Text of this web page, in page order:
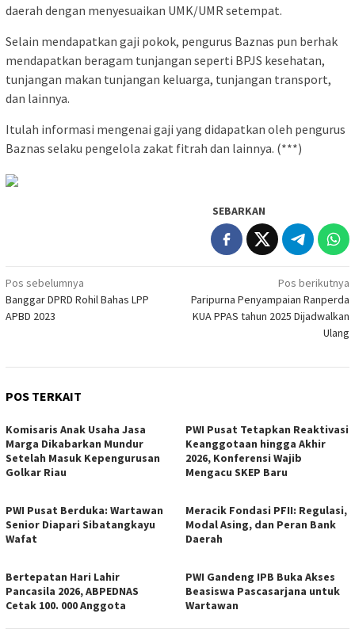
daerah dengan menyesuaikan UMK/UMR setempat.
Selain mendapatkan gaji pokok, pengurus Baznas pun berhak
mendapatkan beragam tunjangan seperti BPJS kesehatan,
tunjangan makan tunjangan keluarga, tunjangan transport,
dan lainnya.
Itulah informasi mengenai gaji yang didapatkan oleh pengurus
Baznas selaku pengelola zakat fitrah dan lainnya. (***)
SEBARKAN
Navigasi
pos
Pos sebelumnya
Banggar DPRD Rohil Bahas LPP
APBD 2023
Pos berikutnya
Paripurna Penyampaian Ranperda
KUA PPAS tahun 2025 Dijadwalkan
Ulang
POS TERKAIT
Komisaris Anak Usaha Jasa
Marga Dikabarkan Mundur
Setelah Masuk Kepengurusan
Golkar Riau
PWI Pusat Tetapkan Reaktivasi
Keanggotaan hingga Akhir
2026, Konferensi Wajib
Mengacu SKEP Baru
PWI Pusat Berduka: Wartawan
Senior Diapari Sibatangkayu
Wafat
Meracik Fondasi PFII: Regulasi,
Modal Asing, dan Peran Bank
Daerah
Bertepatan Hari Lahir
Pancasila 2026, ABPEDNAS
Cetak 100. 000 Anggota
PWI Gandeng IPB Buka Akses
Beasiswa Pascasarjana untuk
Wartawan